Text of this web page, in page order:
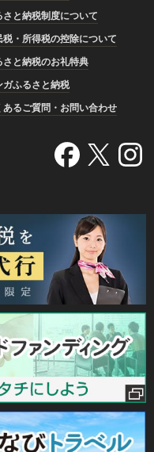
さと納税制度について
税・所得税の控除について
さと納税のお礼特典
ガふるさと納税
あるご質問・お問い合わせ